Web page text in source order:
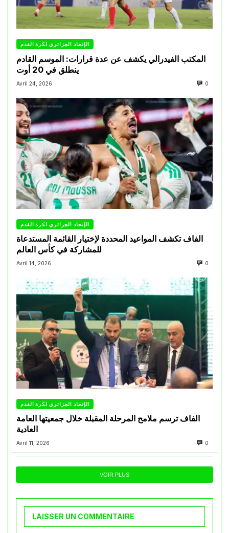
الإتحاد الجزائري لكرة القدم
المكتب الفيدرالي يكشف عن عدة قرارات: الموسم القادم
ينطلق في 20 أوت
Avril 24, 2026 0
الإتحاد الجزائري لكرة القدم
الفاف تكشف المواعيد المحددة لإختيار القائمة المستدعاة
للمشاركة في كأس العالم
Avril 14, 2026 0
الإتحاد الجزائري لكرة القدم
الفاف ترسم ملامح المرحلة المقبلة خلال جمعيتها العامة
العادية
Avril 11, 2026 0
VOIR PLUS
LAISSER UN COMMENTAIRE